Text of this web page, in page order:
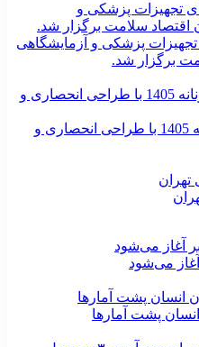
پزشکی و آزمایشگاهی
برگزار شد.
جدیدترین مدل‌های کیف زنانه 1405 با طراحی انحصاری و
آغاز می‌شود
پشت آمارها